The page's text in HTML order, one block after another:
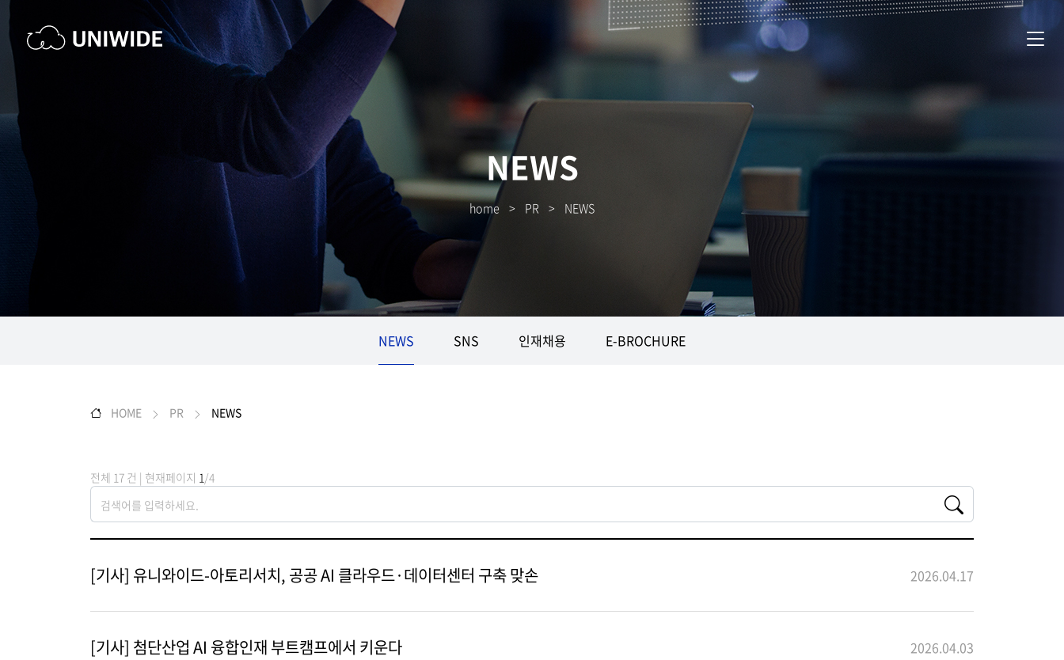
NEWS
home > PR > NEWS
NEWS SNS 인재채용 E-BROCHURE
HOME PR NEWS
전체 17 건 | 현재페이지 1/4
[기사] 유니와이드-아토리서치, 공공 AI 클라우드·데이터센터 구축 맞손 2026.04.17
[기사] 첨단산업 AI 융합인재 부트캠프에서 키운다 2026.04.03